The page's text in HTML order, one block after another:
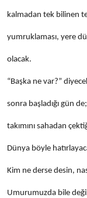
kalmadan tek bilinen
yumruklaması, yere
olacak.
“Başka ne var?”
sonra başladığı gün
takımını sahadan
Dünya böyle
Kim ne derse desin,
Umurumuzda bile